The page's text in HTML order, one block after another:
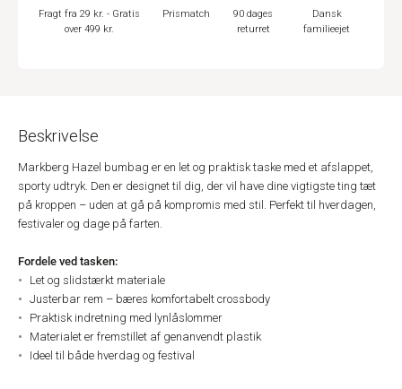
Fragt fra 29 kr. - Gratis
over 499 kr.
Prismatch
90 dages
returret
Dansk
familieejet
Beskrivelse
Markberg Hazel bumbag er en let og praktisk taske med et afslappet,
sporty udtryk. Den er designet til dig, der vil have dine vigtigste ting tæt
på kroppen – uden at gå på kompromis med stil. Perfekt til hverdagen,
festivaler og dage på farten.
Fordele ved tasken:
Let og slidstærkt materiale
Justerbar rem – bæres komfortabelt crossbody
Praktisk indretning med lynlåslommer
Materialet er fremstillet af genanvendt plastik
Ideel til både hverdag og festival